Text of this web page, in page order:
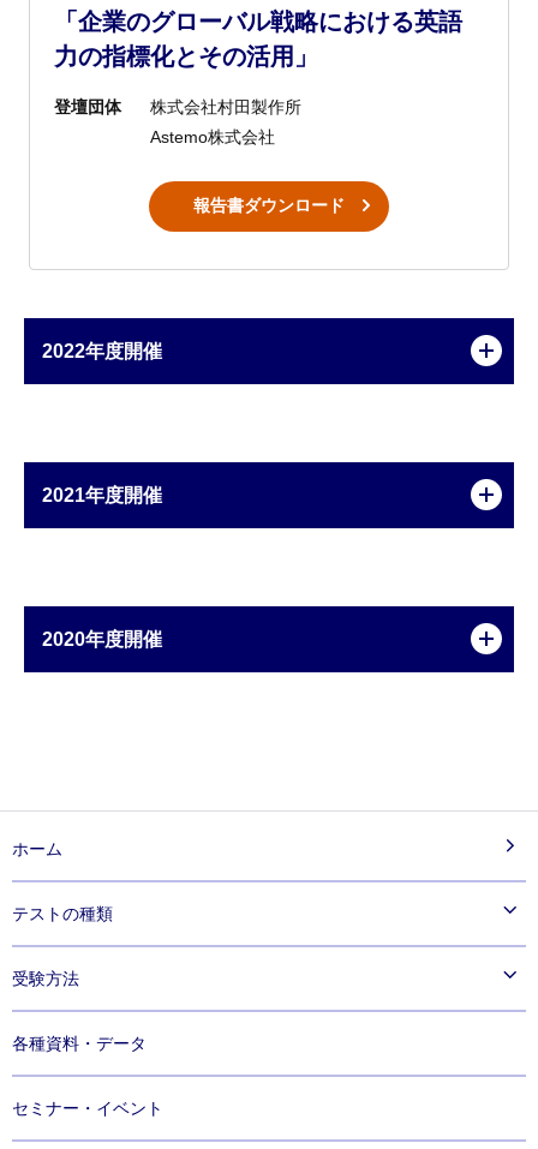
「企業のグローバル戦略における英語
力の指標化とその活用」
登壇団体
株式会社村田製作所
Astemo株式会社
報告書ダウンロード
2022年度開催
2021年度開催
2020年度開催
ホーム
テストの種類
TOEIC®Listening & Reading Test
TOEIC
TOEIC®Speaking Test
TOEIC Bridge®
TOEIC Bridge®Speaking & Writing Tests
受験方法
実施手順・受験の流れ
TOEIC ® Program IPテスト（オンライン）とは
各種資料・データ
セミナー・イベント